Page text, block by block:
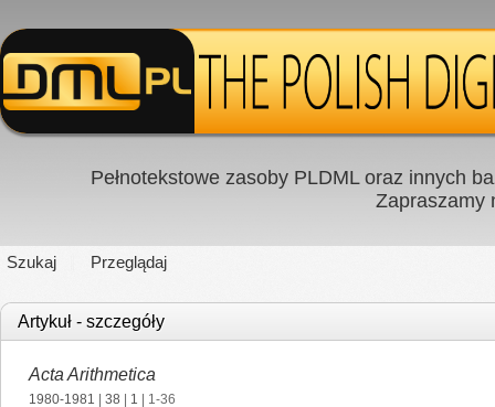
Pełnotekstowe zasoby PLDML oraz innych
Zapraszamy
Szukaj Przeglądaj
Artykuł - szczegóły
Acta Arithmetica
1980-1981 38 1 | 1-36